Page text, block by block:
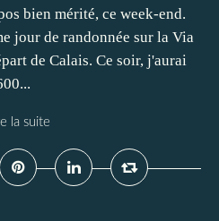
bien mérité, ce week-end.
jour de randonnée sur la Via
de Calais. Ce soir, j'aurai
la suite